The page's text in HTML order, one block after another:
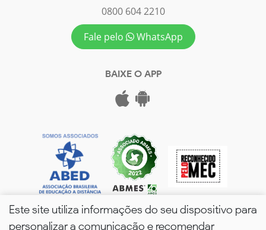
0800 604 2210
Fale pelo
WhatsApp
BAIXE O APP
Este site utiliza informações do seu dispositivo para
personalizar a comunicação e recomendar